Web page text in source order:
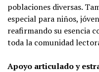
poblaciones diversas.
especial para niños,
reafirmando su esencia
toda la comunidad
Apoyo articulado y